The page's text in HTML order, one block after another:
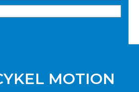
MOTION